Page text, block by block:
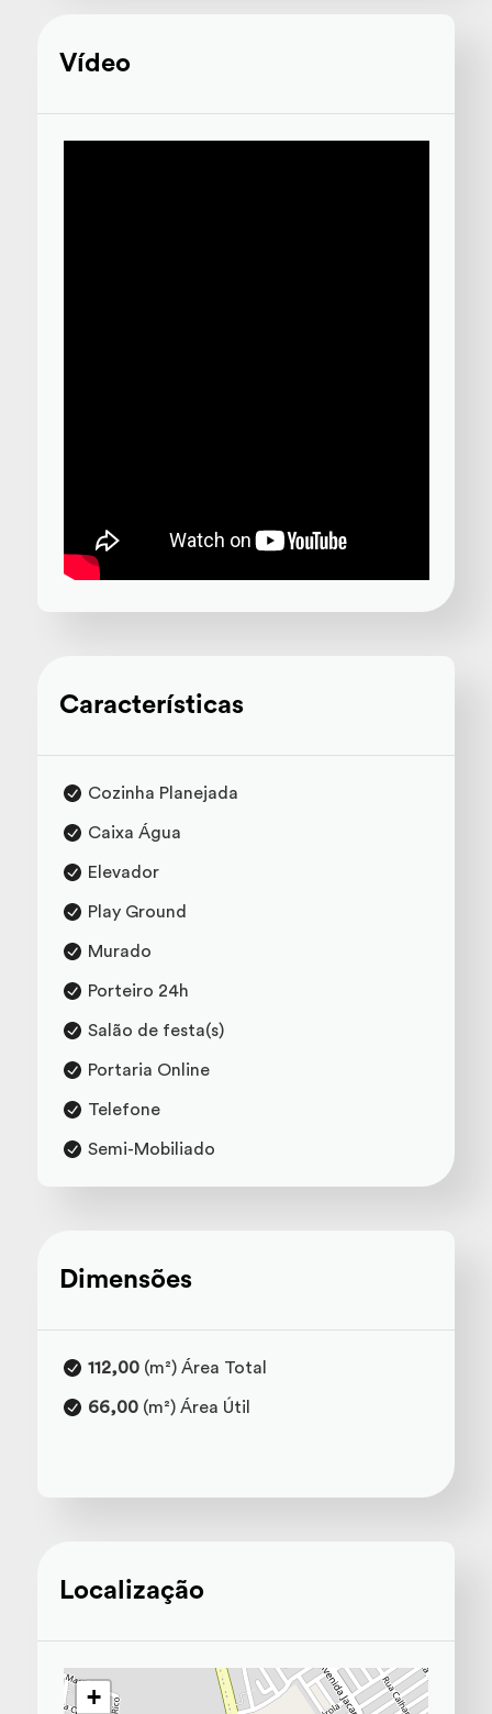
Vídeo
Características
Cozinha Planejada
Caixa Água
Elevador
Play Ground
Murado
Porteiro 24h
Salão de festa(s)
Portaria Online
Telefone
Semi-Mobiliado
Dimensões
112,00(m²) Área Total
66,00(m²) Área Útil
Localização
+